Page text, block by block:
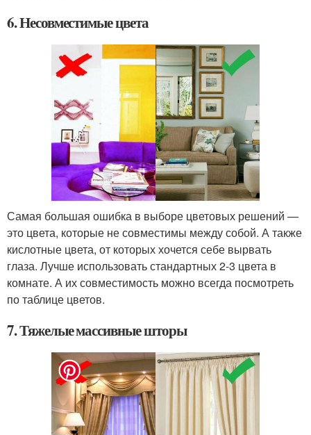
6. Несовместимые цвета
Самая большая ошибка в выборе цветовых решений —
это цвета, которые не совместимы между собой. А также
кислотные цвета, от которых хочется себе вырвать
глаза. Лучше использовать стандартных 2-3 цвета в
комнате. А их совместимость можно всегда посмотреть
по таблице цветов.
7. Тяжелые массивные шторы